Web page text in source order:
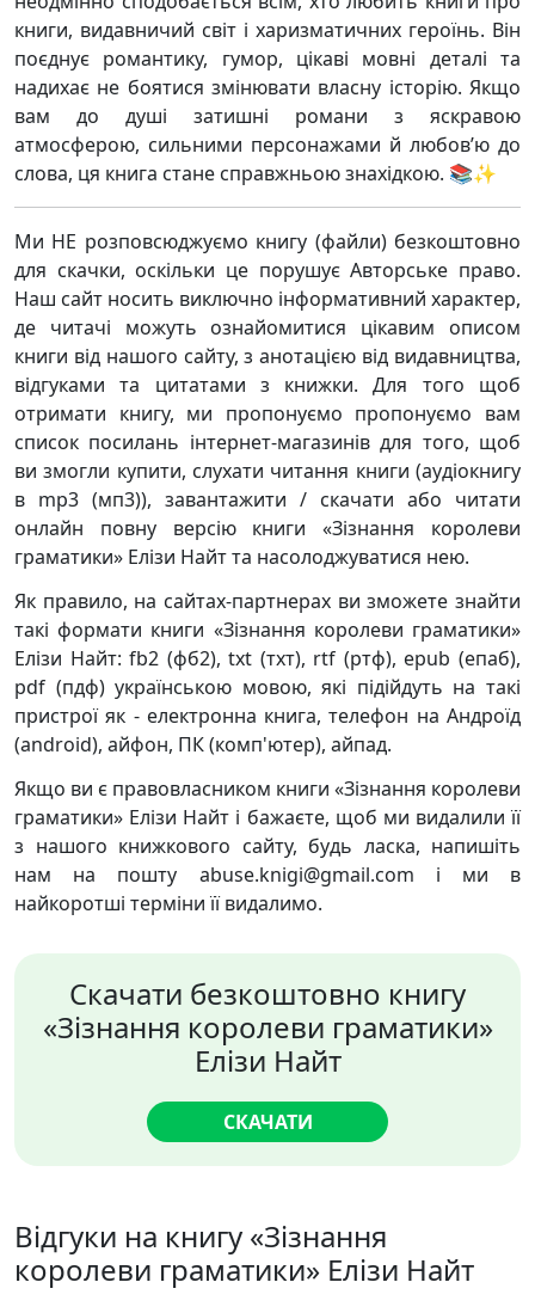
книги, видавничий світ і харизматичних героїнь. Він
поєднує романтику, гумор, цікаві мовні деталі та
надихає не боятися змінювати власну історію. Якщо
вам до душі затишні романи з яскравою
атмосферою, сильними персонажами й любов’ю до
слова, ця книга стане справжньою знахідкою. 📚✨
Ми НЕ розповсюджуємо книгу (файли) безкоштовно
для скачки, оскільки це порушує Авторське право.
Наш сайт носить виключно інформативний характер,
де читачі можуть ознайомитися цікавим описом
книги від нашого сайту, з анотацією від видавництва,
відгуками та цитатами з книжки. Для того щоб
отримати книгу, ми пропонуємо пропонуємо вам
список посилань інтернет-магазинів для того, щоб
ви змогли купити, слухати читання книги (аудіокнигу
в mp3 (мп3)), завантажити / скачати або читати
онлайн повну версію книги «Зізнання королеви
граматики» Елізи Найт та насолоджуватися нею.
Як правило, на сайтах-партнерах ви зможете знайти
такі формати книги «Зізнання королеви граматики»
Елізи Найт: fb2 (фб2), txt (тхт), rtf (ртф), epub (епаб),
pdf (пдф) українською мовою, які підійдуть на такі
пристрої як - електронна книга, телефон на Андроїд
(android), айфон, ПК (комп'ютер), айпад.
Якщо ви є правовласником книги «Зізнання королеви
граматики» Елізи Найт і бажаєте, щоб ми видалили її
з нашого книжкового сайту, будь ласка, напишіть
нам на пошту abuse.knigi@gmail.com і ми в
найкоротші терміни її видалимо.
Скачати безкоштовно книгу
«Зізнання королеви граматики»
Елізи Найт
СКАЧАТИ
Відгуки на книгу «Зізнання
королеви граматики» Елізи Найт